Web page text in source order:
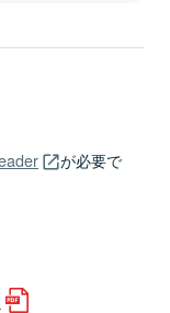
が必要で